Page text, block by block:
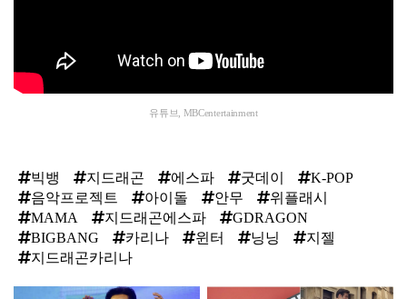
유튜브, MBCentertainment
빅뱅 지드래곤 에스파 굿데이
K-POP
음악프로젝트
아이돌 안무
위플래시
MAMA
지드래곤에스파
GDRAGON
BIGBANG
카리나 윈터 닝닝
지젤
지드래곤카리나